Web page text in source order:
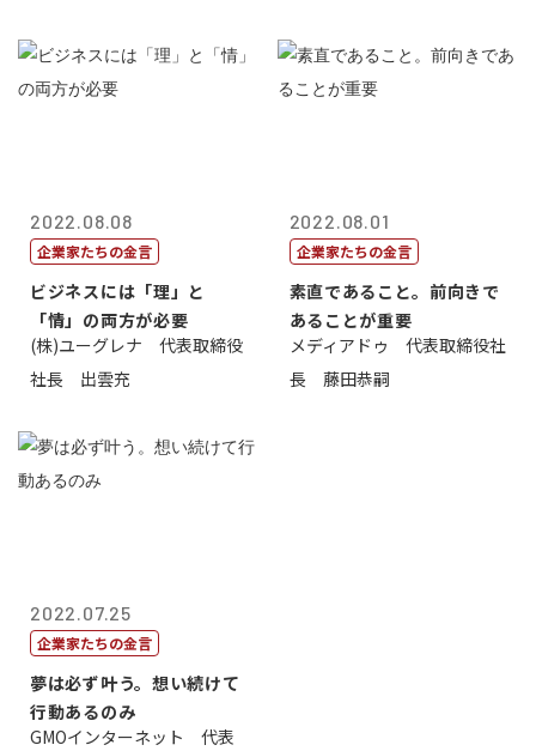
2022.08.08
企業家たちの金言
ビジネスには「理」と
「情」の両方が必要
(株)ユーグレナ 代表取締役
社長 出雲充
2022.08.01
企業家たちの金言
素直であること。前向きで
あることが重要
メディアドゥ 代表取締役社
長 藤田恭嗣
2022.07.25
企業家たちの金言
夢は必ず叶う。想い続けて
行動あるのみ
GMOインターネット 代表